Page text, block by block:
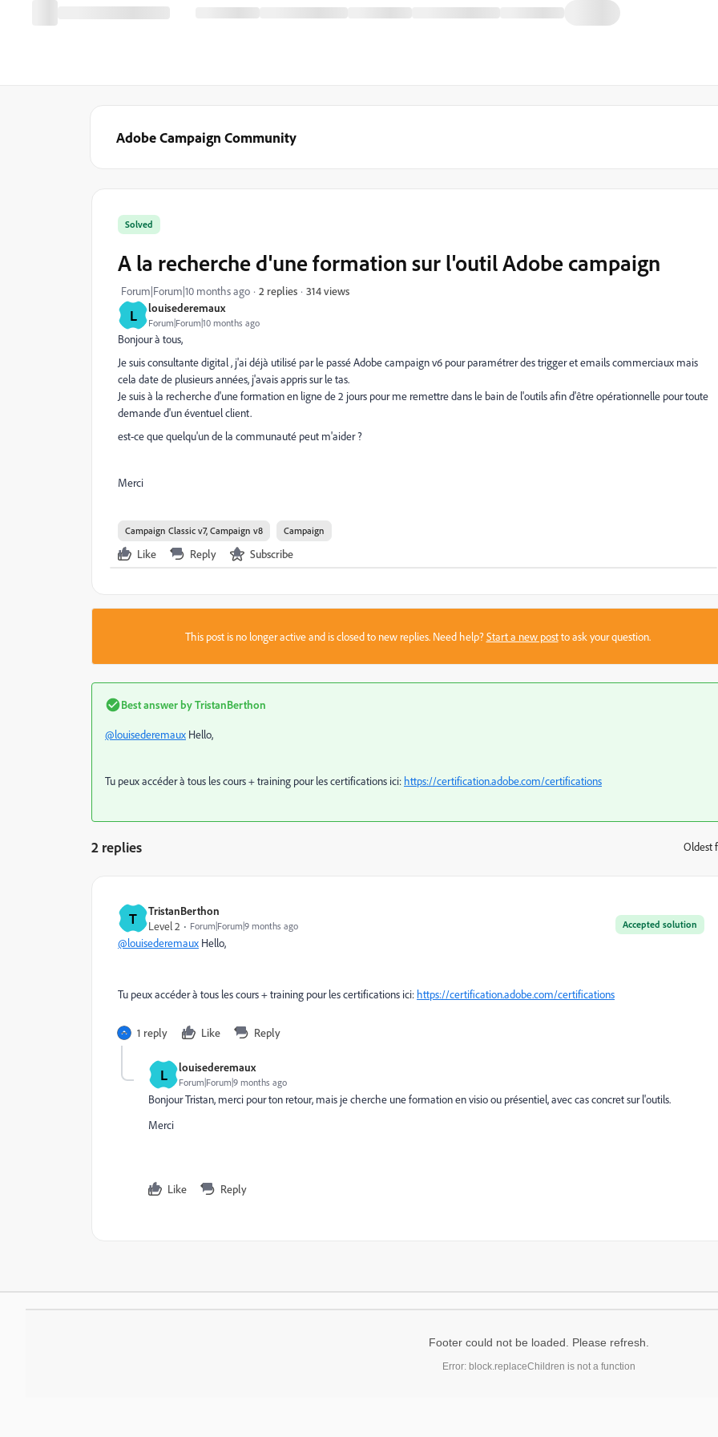
Adobe Campaign Community
L louisederemaux
Forum|Forum|10 months ago
Solved
A la recherche d'une formation sur l'outil Adobe campaign
Forum|Forum|10 months ago 2 replies 314 views
Bonjour à tous,
Je suis consultante digital , j'ai déjà utilisé par le passé Adobe campaign v6 pour paramétrer des trigger et emails commerciaux mais
cela date de plusieurs années, j'avais appris sur le tas.
Je suis à la recherche d'une formation en ligne de 2 jours pour me remettre dans le bain de l'outils afin d'être opérationnelle pour toute
demande d'un éventuel client.
est-ce que quelqu'un de la communauté peut m'aider ?
Merci
Campaign Classic v7, Campaign v8 Campaign
Like Reply Subscribe
This post is no longer active and is closed to new replies. Need help?Start a new postto ask your question.
Best answer byTristanBerthon
@louisederemaux Hello,
Tu peux accéderà tous les cours + training pour les certifications ici: https://certification.adobe.com/certifications
2 replies Oldest
T TristanBerthon
Accepted solution
Level 2 Forum|Forum|9 months ago
@louisederemaux Hello,
Tu peux accéderà tous les cours + training pour les certifications ici: https://certification.adobe.com/certifications
1 reply Like Reply
L louisederemaux
Forum|Forum|9 months ago
Bonjour Tristan, merci pour ton retour, mais je cherche une formation en visio ou présentiel, avec cas concret sur l'outils.
Merci
Like Reply
Footer could not be loaded. Please refresh.
Error: block.replaceChildren is not a function